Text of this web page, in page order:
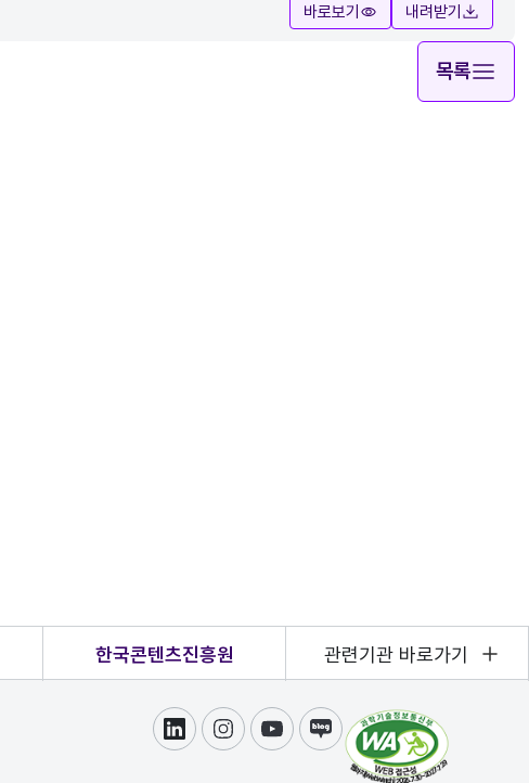
바로보기 내려받기
목록
한국콘텐츠진흥원 관련기관 바로가기
링크드인인스타그램
유튜브블로그